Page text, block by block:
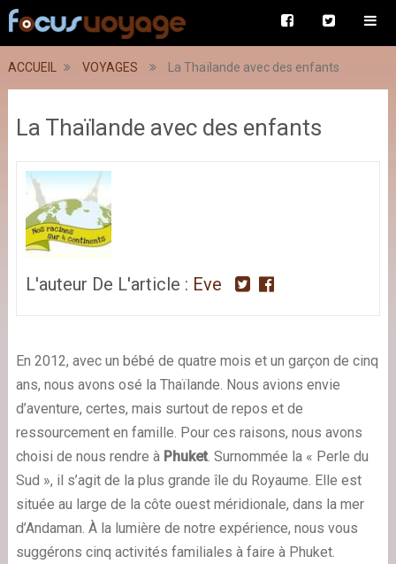
ACCUEIL VOYAGES La Thaïlande avec des enfants
La Thaïlande avec des enfants
L'auteur De L'article : Eve
En 2012, avec un bébé de quatre mois et un garçon de cinq
ans, nous avons osé la Thaïlande. Nous avions envie
d’aventure, certes, mais surtout de repos et de
ressourcement en famille. Pour ces raisons, nous avons
choisi de nous rendre à Phuket. Surnommée la « Perle du
Sud », il s’agit de la plus grande île du Royaume. Elle est
située au large de la côte ouest méridionale, dans la mer
d’Andaman. À la lumière de notre expérience, nous vous
suggérons cinq activités familiales à faire à Phuket.